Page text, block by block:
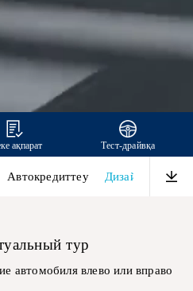
ақпарат Тест-драйвқа
Автокредиттеу Дизайн
тур
автомобиля влево или вправо